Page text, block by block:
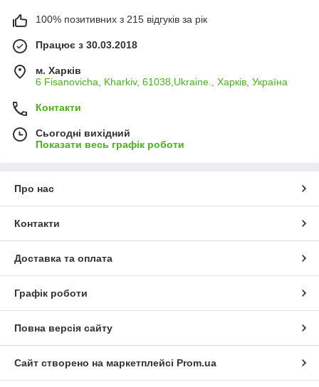
100% позитивних з 215 відгуків за рік
Працює з 30.03.2018
м. Харків
6 Fisanovicha, Kharkiv, 61038,Ukraine., Харків, Україна
Контакти
Сьогодні вихідний
Показати весь графік роботи
Про нас
Контакти
Доставка та оплата
Графік роботи
Повна версія сайту
Сайт створено на маркетплейсі Prom.ua